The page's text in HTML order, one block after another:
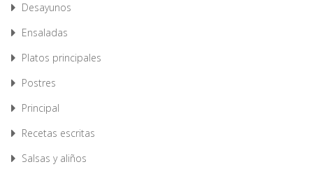
Desayunos
Ensaladas
Platos principales
Postres
Principal
Recetas escritas
Salsas y aliños